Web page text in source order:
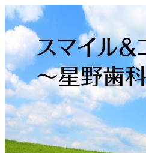
スマイル＆コ
ン ～星野歯科